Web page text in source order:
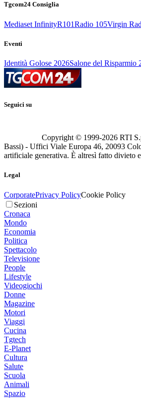
Tgcom24 Consiglia
Mediaset InfinityR101Radio 105Virgin
Eventi
Identità Golose 2026Salone del Risparmio
Seguici su
Copyright © 1999-2026 RTI
Bassi) - Uffici Viale Europa 46, 20093
artificiale generativa. È altresì fatto divieto
Legal
CorporatePrivacy PolicyCookie Policy
Sezioni
Cronaca
Mondo
Economia
Politica
Spettacolo
Televisione
People
Lifestyle
Videogiochi
Donne
Magazine
Motori
Viaggi
Cucina
Tgtech
E-Planet
Cultura
Salute
Scuola
Animali
Spazio